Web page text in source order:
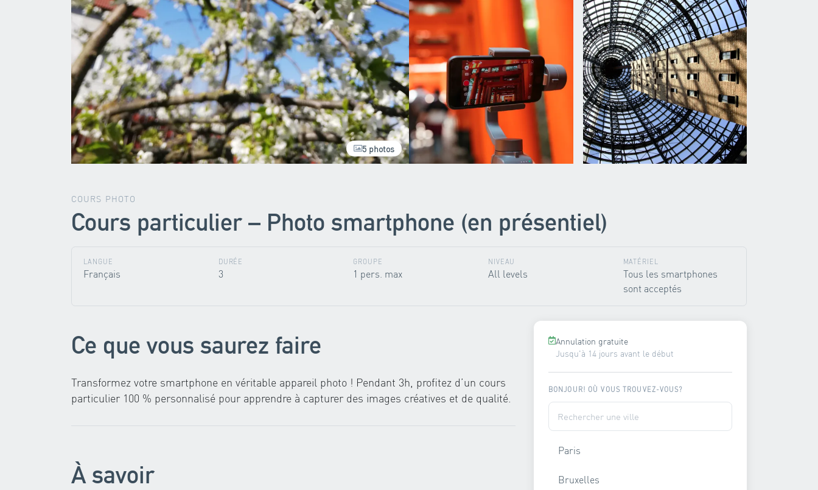
5 photos
COURS PHOTO
Cours particulier – Photo smartphone (en présentiel)
LANGUE
Français
DURÉE
3
GROUPE
1 pers. max
NIVEAU
All levels
MATÉRIEL
Tous les smartphones
sont acceptés
Ce que vous saurez faire
Transformez votre smartphone en véritable appareil photo ! Pendant 3h, profitez d’un cours
particulier 100 % personnalisé pour apprendre à capturer des images créatives et de qualité.
À savoir
Annulation gratuite
Jusqu'à 14 jours avant le début
BONJOUR! OÙ VOUS TROUVEZ-VOUS?
Paris
Bruxelles